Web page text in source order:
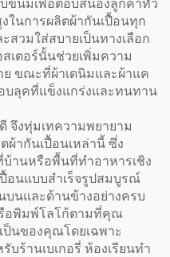
ขนมเพื่อตอบสนองลูกค้าทั่ว
ในการผลิตผ้ากันเปื้อนทุก
สวมใส่สบายเป็นทางเลือก
เตอร์นั้นช่วยเพิ่มความ
ขณะที่ผ้าเดนิมและผ้าแค
บลุคที่แข็งแกร่งและทนทาน
จึงทุ่มเทความพยายาม
ผ้ากันเปื้อนเหล่านี้ ซึ่ง
บ้านหรือพื้นที่ทำอาหารเชิง
อนแบบสำเร็จรูปสมบูรณ์
บนและด้านข้างอย่างครบ
อพิมพ์โลโก้ตามที่คุณ
ป็นของคุณโดยเฉพาะ
บร้านเบเกอรี่ ห้องเรียนทำ